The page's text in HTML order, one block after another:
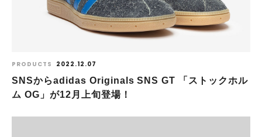
PRODUCTS 2022.12.07
SNSからadidas Originals SNS GT 「ストックホル
ム OG」が12月上旬登場！